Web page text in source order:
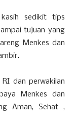
sedikit tips
tujuan yang
Menkes dan
dan perwakilan
Menkes dan
Aman, Sehat ,